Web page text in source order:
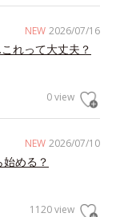
NEW 2026/07/16
れって大丈夫？
0 view
NEW 2026/07/10
める？
1120 view